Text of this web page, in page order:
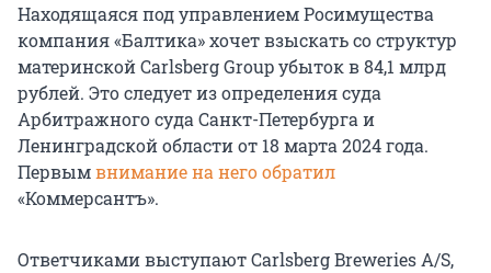
Находящаяся под управлением Росимущества
компания «Балтика» хочет взыскать со структур
материнской Carlsberg Group убыток в 84,1 млрд
рублей. Это следует из определения суда
Арбитражного суда Санкт-Петербурга и
Ленинградской области от 18 марта 2024 года.
Первымвнимание на него обратил
«Коммерсантъ».
Ответчиками выступают Carlsberg Breweries A/S,